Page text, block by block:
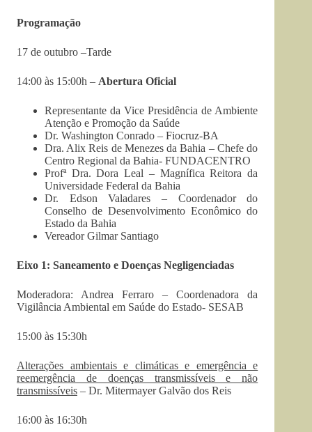
Programação
17 de outubro –Tarde
14:00 às 15:00h – Abertura Oficial
Representante da Vice Presidência de Ambiente
Atenção e Promoção da Saúde
Dr. Washington Conrado – Fiocruz-BA
Dra. Alix Reis de Menezes da Bahia – Chefe do
Centro Regional da Bahia- FUNDACENTRO
Profª Dra. Dora Leal – Magnífica Reitora da
Universidade Federal da Bahia
Dr. Edson Valadares – Coordenador do
Conselho de Desenvolvimento Econômico do
Estado da Bahia
Vereador Gilmar Santiago
Eixo 1: Saneamento e Doenças Negligenciadas
Moderadora: Andrea Ferraro – Coordenadora da
Vigilância Ambiental em Saúde do Estado- SESAB
15:00 às 15:30h
Alterações ambientais e climáticas e emergência e
reemergência de doenças transmissíveis e não
transmissíveis – Dr. Mitermayer Galvão dos Reis
16:00 às 16:30h